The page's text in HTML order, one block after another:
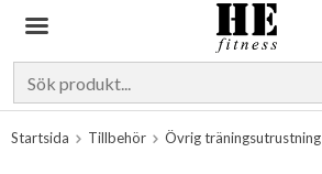
Startsida Tillbehör Övrig träningsutrustning